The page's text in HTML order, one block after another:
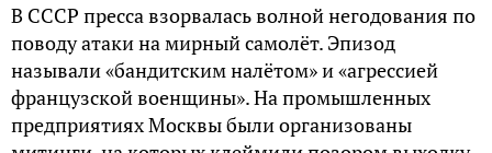
В СССР пресса взорвалась волной негодования по
поводу атаки на мирный самолёт. Эпизод
называли «бандитским налётом» и «агрессией
французской военщины». На промышленных
предприятиях Москвы были организованы